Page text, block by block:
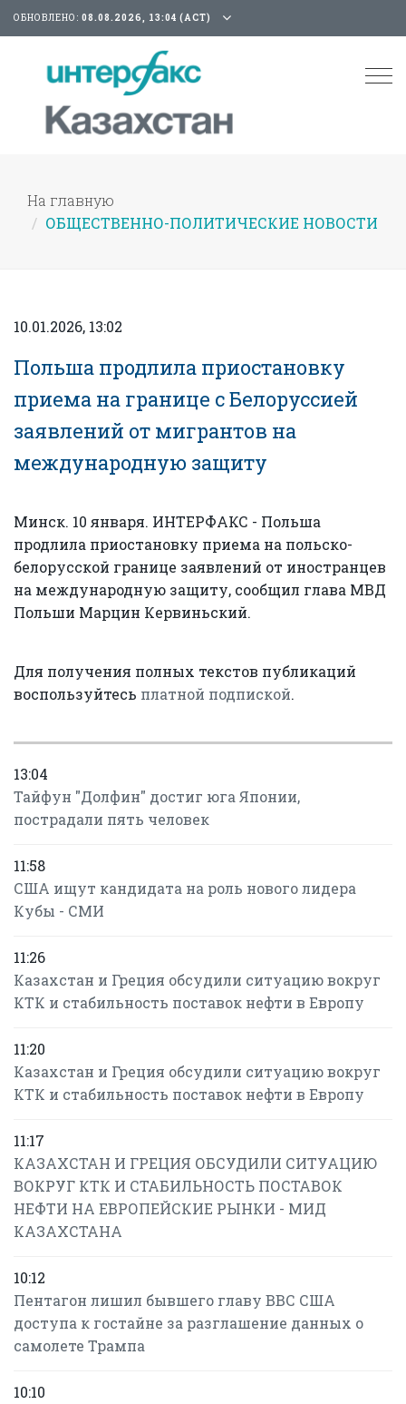
ОБНОВЛЕНО: 08.08.2026, 13:04 (АСТ)
На главную
ОБЩЕСТВЕННО-ПОЛИТИЧЕСКИЕ НОВОСТИ
10.01.2026, 13:02
Польша продлила приостановку
приема на границе с Белоруссией
заявлений от мигрантов на
международную защиту
Минск. 10 января. ИНТЕРФАКС - Польша
продлила приостановку приема на польско-
белорусской границе заявлений от иностранцев
на международную защиту, сообщил глава МВД
Польши Марцин Кервиньский.
Для получения полных текстов публикаций
воспользуйтесь платной подпиской.
13:04
Тайфун "Долфин" достиг юга Японии,
пострадали пять человек
11:58
США ищут кандидата на роль нового лидера
Кубы - СМИ
11:26
Казахстан и Греция обсудили ситуацию вокруг
КТК и стабильность поставок нефти в Европу
11:20
Казахстан и Греция обсудили ситуацию вокруг
КТК и стабильность поставок нефти в Европу
11:17
КАЗАХСТАН И ГРЕЦИЯ ОБСУДИЛИ СИТУАЦИЮ
ВОКРУГ КТК И СТАБИЛЬНОСТЬ ПОСТАВОК
НЕФТИ НА ЕВРОПЕЙСКИЕ РЫНКИ - МИД
КАЗАХСТАНА
10:12
Пентагон лишил бывшего главу ВВС США
доступа к гостайне за разглашение данных о
самолете Трампа
10:10